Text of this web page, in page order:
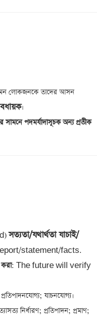
(যেমন লোকজনকে তাদের আসন
সামনে পদমর্যাদাসূচক অন্য প্রতীক
সত্যতা/যথার্থতা যাচাই/
করা: The future will verify
নির্ধারণ; প্রতিপাদন; প্রমাণ;